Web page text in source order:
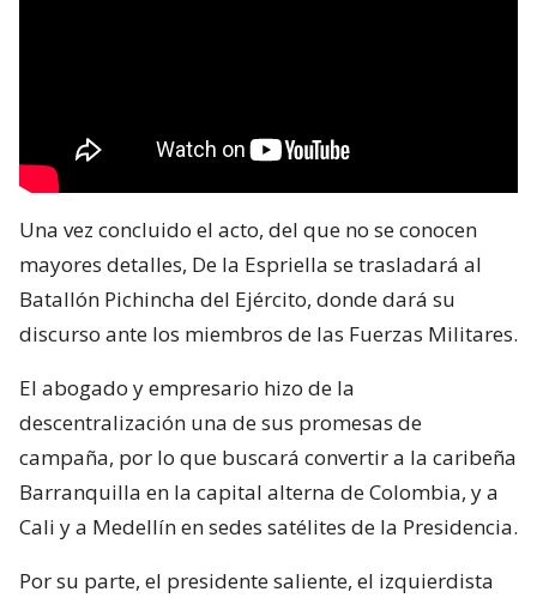
Una vez concluido el acto, del que no se conocen
mayores detalles, De la Espriella se trasladará al
Batallón Pichincha del Ejército, donde dará su
discurso ante los miembros de las Fuerzas Militares.
El abogado y empresario hizo de la
descentralización una de sus promesas de
campaña, por lo que buscará convertir a la caribeña
Barranquilla en la capital alterna de Colombia, y a
Cali y a Medellín en sedes satélites de la Presidencia.
Por su parte, el presidente saliente, el izquierdista